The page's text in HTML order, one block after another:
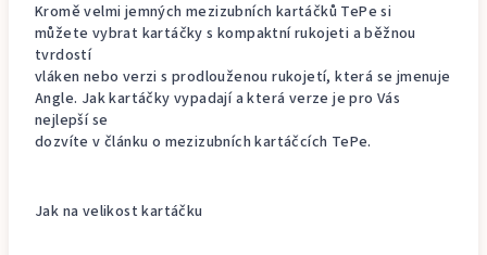
Kromě velmi jemných mezizubních kartáčků TePe si
můžete vybrat kartáčky s kompaktní rukojeti a běžnou
tvrdostí
vláken nebo verzi s prodlouženou rukojetí, která se jmenuje
Angle. Jak kartáčky vypadají a která verze je pro Vás
nejlepší se
dozvíte v článku o mezizubních kartáčcích TePe.
Jak na velikost kartáčku